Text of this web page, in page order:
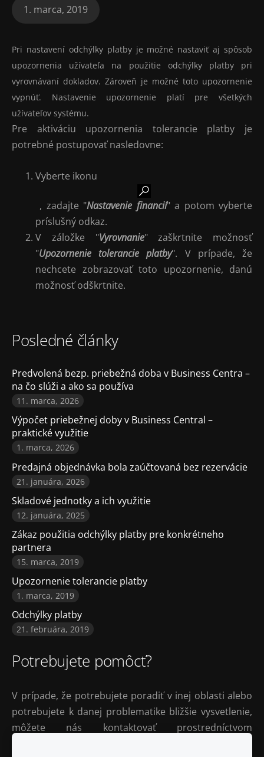
Posledné články
Predvolená bezp. priebežná doba v Business Centra –
na čo slúži a ako sa používa
11. marca, 2026
Výpočet priebežnej doby v Business Central –
praktické využitie
1. marca, 2026
Predajná objednávka bola zaúčtovaná bez rezervácie
21. januára, 2026
Skladové jednotky a ich využitie
12. januára, 2025
Zákaz použitia odchýlky platby pre konkrétneho
partnera
15. marca, 2019
Upozornenie tolerancie platby
1. marca, 2019
Odchýlky platby
21. februára, 2019
Potrebujete pomôcť?
V prípade, že potrebujete poradiť v inej oblasti alebo
potrebujete k danej problematike bližšie vysvetlenie,
môžete nás kontaktovať prostredníctvom
1. marca, 2019
Pri nastavení odchýlky platby je možné nastaviť aj spôsob
upozornenia užívateľa na použitie odchýlky platby pri
vyrovnávaní dokladov. Zároveň je možné toto upozornenie
vypnúť. Nastavenie upozornenie platí pre všetkých
užívateľov systému.
Pre aktiváciu upozornenia tolerancie platby je
potrebné postupovať nasledovne:
Vyberte ikonu
, zadajte "Nastavenie financií" a potom vyberte
príslušný odkaz.
V záložke "Vyrovnanie" zaškrtnite možnosť
"Upozornenie tolerancie platby". V prípade, že
nechcete zobrazovať toto upozornenie, danú
možnosť odškrtnite.